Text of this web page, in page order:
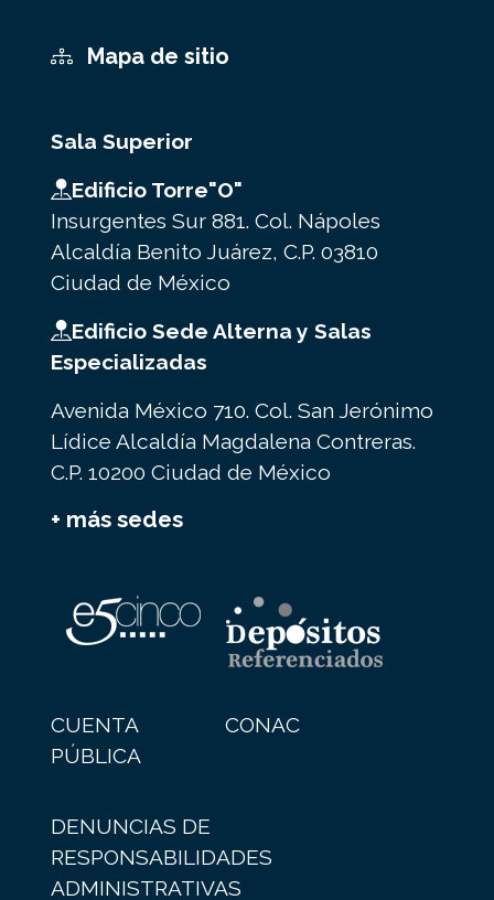
Mapa de sitio
Sala Superior
Edificio Torre"O"
Insurgentes Sur 881. Col. Nápoles
Alcaldía Benito Juárez, C.P. 03810
Ciudad de México
Edificio Sede Alterna y Salas
Especializadas
Avenida México 710. Col. San Jerónimo
Lídice Alcaldía Magdalena Contreras.
C.P. 10200 Ciudad de México
+ más sedes
CUENTA
PÚBLICA
CONAC
DENUNCIAS DE
RESPONSABILIDADES
ADMINISTRATIVAS